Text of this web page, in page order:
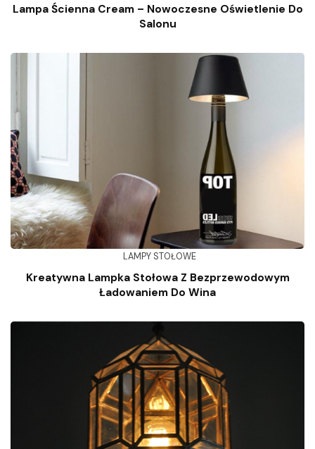
Lampa Ścienna Cream – Nowoczesne Oświetlenie Do
Salonu
LAMPY STOŁOWE
Kreatywna Lampka Stołowa Z Bezprzewodowym
Ładowaniem Do Wina